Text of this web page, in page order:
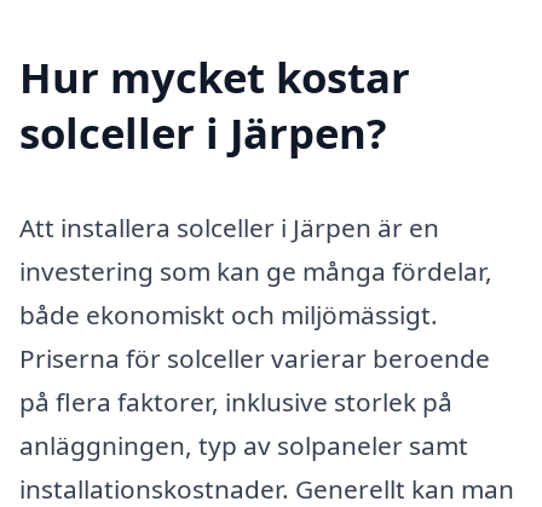
Hur mycket kostar
solceller i Järpen?
Att installera solceller i Järpen är en
investering som kan ge många fördelar,
både ekonomiskt och miljömässigt.
Priserna för solceller varierar beroende
på flera faktorer, inklusive storlek på
anläggningen, typ av solpaneler samt
installationskostnader. Generellt kan man